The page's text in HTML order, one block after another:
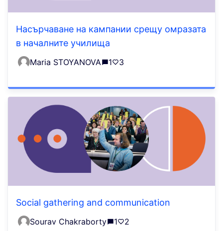
Насърчаване на кампании срещу омразата
в началните училища
Maria STOYANOVA 1 3
Social gathering and communication
Sourav Chakraborty 1 2